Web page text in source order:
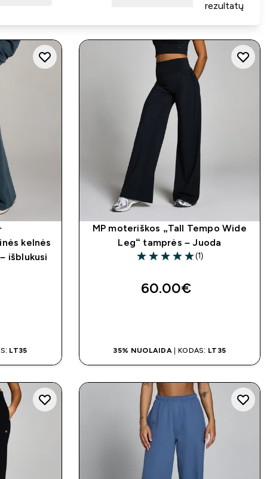
rezultatų
kelnės
išblukusi
LT35
MP moteriškos „Tall Tempo Wide
Leg“ tamprės – Juoda
5 out of 5 stars
(1)
60.00€‎
35% NUOLAIDA | KODAS: LT35